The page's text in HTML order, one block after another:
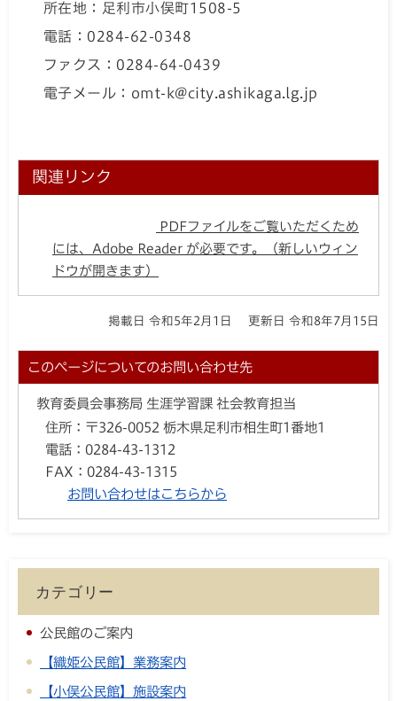
所在地：足利市小俣町1508-5
電話：0284-62-0348
ファクス：0284-64-0439
電子メール：omt-k@city.ashikaga.lg.jp
関連リンク
PDFファイルをご覧いただくため
には、Adobe Reader が必要です。（新しいウィン
ドウが開きます）
掲載日 令和5年2月1日 更新日 令和8年7月15日
このページについてのお問い合わせ先
教育委員会事務局 生涯学習課 社会教育担当
住所： 〒326-0052 栃木県足利市相生町1番地1
電話： 0284-43-1312
FAX： 0284-43-1315
お問い合わせはこちらから
カテゴリー
公民館のご案内
【織姫公民館】業務案内
【小俣公民館】施設案内